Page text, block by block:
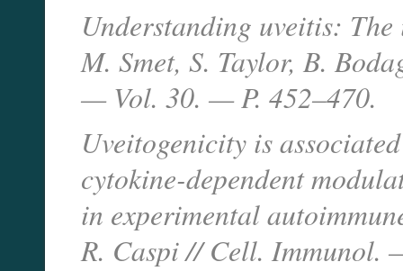
Understanding uveitis:
M. Smet, S. Taylor, B.
— Vol. 30. — P. 452–470.
Uveitogenicity is
cytokine-dependent
in experimental
R. Caspi // Cell.